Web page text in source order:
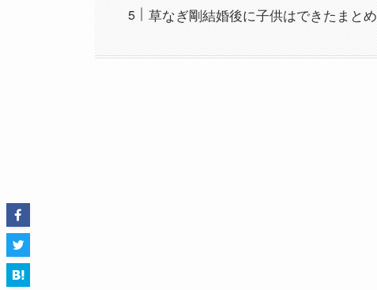
草なぎ剛結婚後に子供はできたまとめ